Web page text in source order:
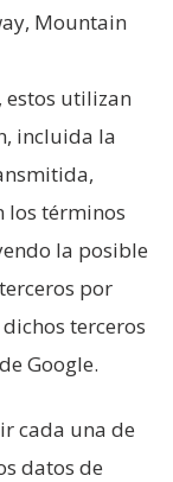
Mountain
estos utilizan
incluida la
los términos
la posible
por
terceros
Google.
cada una de
datos de